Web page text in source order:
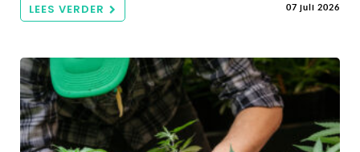
LEES VERDER 07 juli 2026